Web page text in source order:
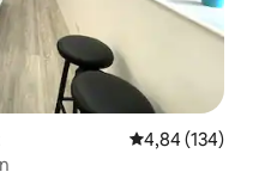
4,84 av 5 i
4,84 (134)